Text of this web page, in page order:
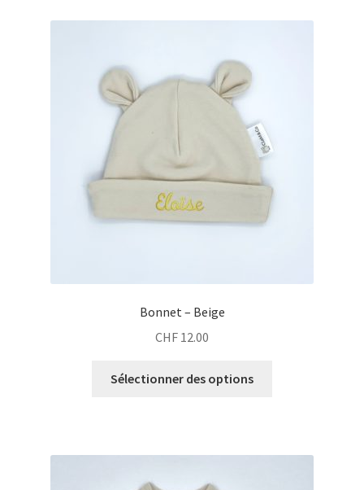
Bonnet – Beige
CHF 12.00
Sélectionner des options